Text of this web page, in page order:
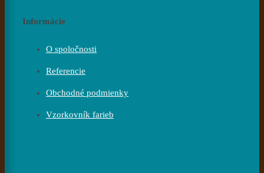
Informácie
O spoločnosti
Referencie
Obchodné podmienky
Vzorkovník farieb